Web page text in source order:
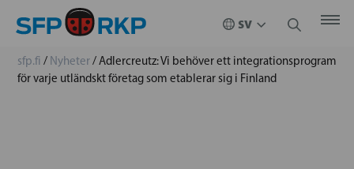
sfp.fi / Nyheter/Adlercreutz: Vi behöver ett integrationsprogram
för varje utländskt företag som etablerar sig i Finland